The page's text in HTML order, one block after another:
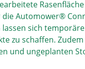
die Automower®
lassen sich
zu schaffen.
und ungeplanten